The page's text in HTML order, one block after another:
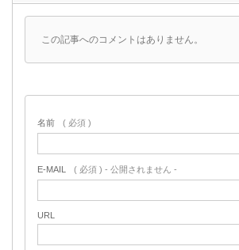
この記事へのコメントはありません。
名前 ( 必須 )
E-MAIL ( 必須 ) - 公開されません -
URL